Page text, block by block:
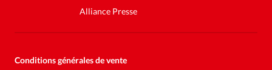
Alliance Presse
Conditions générales de vente